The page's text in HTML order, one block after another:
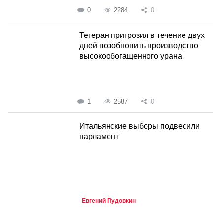
0 2284 0
Тегеран пригрозил в течение двух
дней возобновить производство
высокообогащенного урана
1 2587 0
Итальянские выборы подвесили
парламент
Евгений Пудовкин